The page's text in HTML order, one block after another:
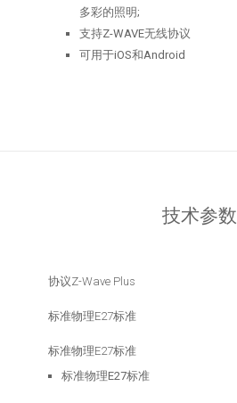
多彩的照明;
支持Z-WAVE无线协议
可用于iOS和Android
技术参数
协议Z-Wave Plus
标准物理E27标准
标准物理E27标准
标准物理E27标准